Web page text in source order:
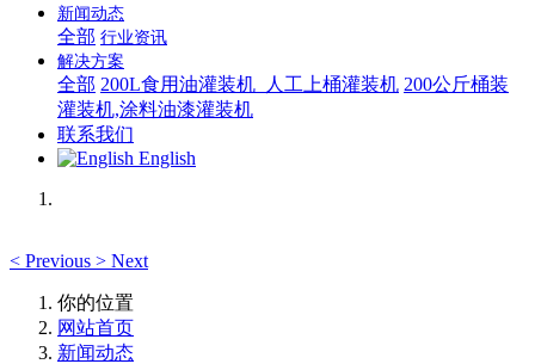
新闻动态
全部 行业资讯
解决方案
全部 200L食用油灌装机_人工上桶灌装机 200公斤桶装
灌装机,涂料油漆灌装机
联系我们
English
< Previous > Next
你的位置
网站首页
新闻动态